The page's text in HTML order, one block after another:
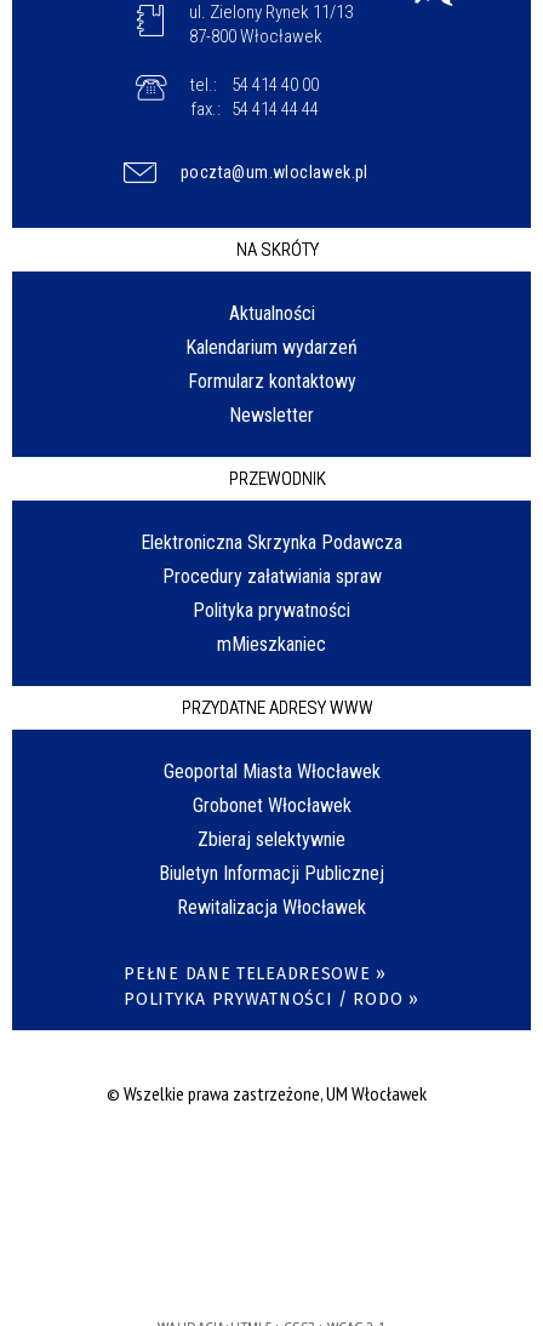
ul. Zielony Rynek 11/13
87-800 Włocławek
tel.:
54 414 40 00
fax.:
54 414 44 44
poczta@um.wloclawek.pl
NA SKRÓTY
Aktualności
Kalendarium wydarzeń
Formularz kontaktowy
Newsletter
PRZEWODNIK
Elektroniczna Skrzynka Podawcza
Procedury załatwiania spraw
Polityka prywatności
mMieszkaniec
PRZYDATNE ADRESY WWW
Geoportal Miasta Włocławek
Grobonet Włocławek
Zbieraj selektywnie
Biuletyn Informacji Publicznej
Rewitalizacja Włocławek
PEŁNE DANE TELEADRESOWE »
POLITYKA PRYWATNOŚCI / RODO »
© Wszelkie prawa zastrzeżone, UM Włocławek